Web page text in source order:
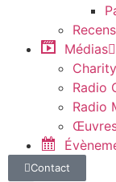
Médias
Radio
Radio
Contact